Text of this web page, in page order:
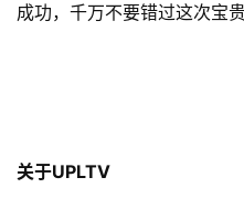
对
海
成功，千万不要错过这次宝
关于UPLTV